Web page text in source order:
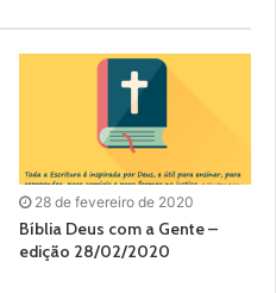
28 de fevereiro de 2020
Bíblia Deus com a Gente –
edição 28/02/2020